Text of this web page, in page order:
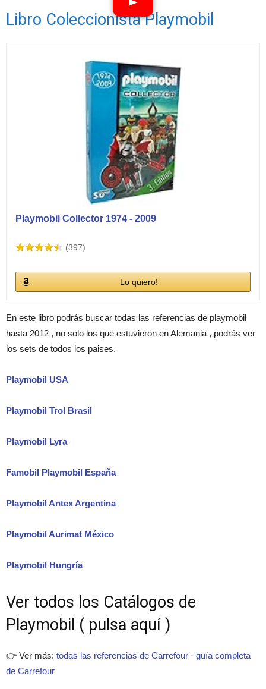
Libro Coleccionista Playmobil
Playmobil Collector 1974 - 2009
(397)
Lo quiero!
En este libro podrás buscar todas las referencias de playmobil
hasta 2012 , no solo los que estuvieron en Alemania , podrás ver
los sets de todos los paises.
Playmobil USA
Playmobil Trol Brasil
Playmobil Lyra
Famobil Playmobil España
Playmobil Antex Argentina
Playmobil Aurimat México
Playmobil Hungría
Ver todos los Catálogos de
Playmobil ( pulsa aquí )
👉 Ver más: todas las referencias de Carrefour · guía completa
de Carrefour